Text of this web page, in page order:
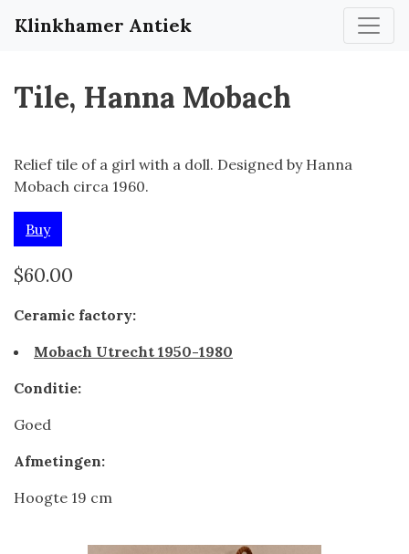
Klinkhamer Antiek
Tile, Hanna Mobach
Relief tile of a girl with a doll. Designed by Hanna
Mobach circa 1960.
Buy
$60.00
Ceramic factory:
Mobach Utrecht 1950-1980
Conditie:
Goed
Afmetingen:
Hoogte 19 cm